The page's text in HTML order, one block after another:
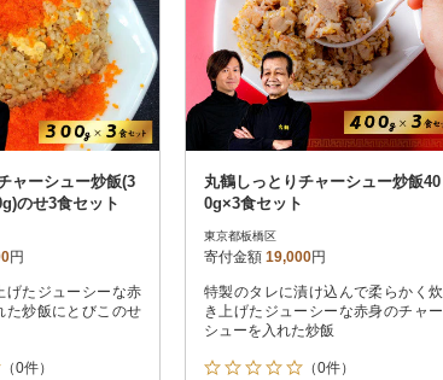
ャーシュー炒飯(3
のせ3食セット
円
げたジューシーな赤
た炒飯にとびこのせ
（0件）
丸鶴しっとりチャーシュー炒飯40
0g×3食セット
東京都板橋区
寄付金額 19,000円
特製のタレに漬け込んで柔らかく炊
き上げたジューシーな赤身のチャー
シューを入れた炒飯
（0件）